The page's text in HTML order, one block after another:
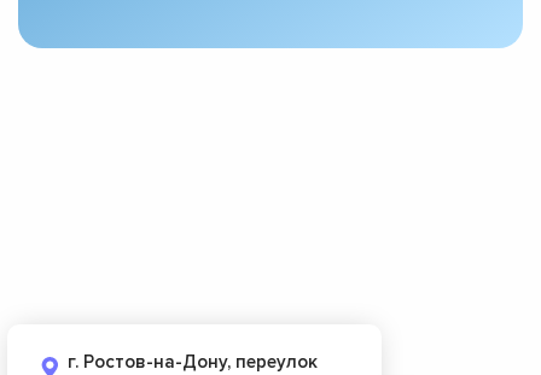
г. Ростов-на-Дону, переулок